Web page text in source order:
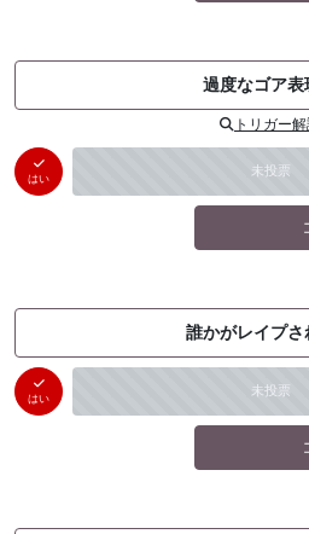
過度なゴア表
トリガー
はい 未投票
誰かがレイプさ
はい 未投票